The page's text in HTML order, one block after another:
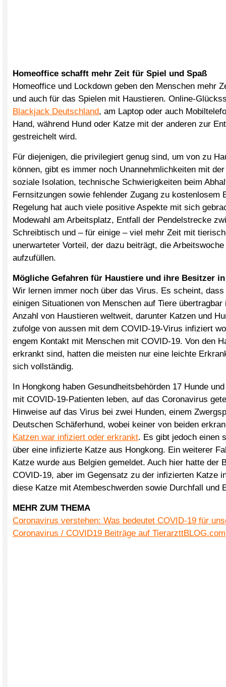
Homeoffice schafft mehr Zeit für Spiel und Spaß
Homeoffice und Lockdown geben den Menschen mehr
und auch für das Spielen mit Haustieren. Online-
Blackjack Deutschland, am Laptop oder auch
Hand, während Hund oder Katze mit der anderen zur
gestreichelt wird.
Für diejenigen, die privilegiert genug sind, um von zu
können, gibt es immer noch Unannehmlichkeiten mit
soziale Isolation, technische Schwierigkeiten beim
Fernsitzungen sowie fehlender Zugang zu kostenlosem
Regelung hat auch viele positive Aspekte mit sich
Modewahl am Arbeitsplatz, Entfall der Pendelstrecke
Schreibtisch und – für einige – viel mehr Zeit mit
unerwarteter Vorteil, der dazu beiträgt, die
aufzufüllen.
Mögliche Gefahren für Haustiere und ihre Besitzer
Wir lernen immer noch über das Virus. Es scheint,
einigen Situationen von Menschen auf Tiere
Anzahl von Haustieren weltweit, darunter Katzen und
zufolge von aussen mit dem COVID-19-Virus infiziert
engem Kontakt mit Menschen mit COVID-19. Von den
erkrankt sind, hatten die meisten nur eine leichte
sich vollständig.
In Hongkong haben Gesundheitsbehörden 17 Hunde
mit COVID-19-Patienten leben, auf das Coronavirus
Hinweise auf das Virus bei zwei Hunden, einem
Deutschen Schäferhund, wobei keiner von beiden
Katzen war infiziert oder erkrankt. Es gibt jedoch einen
über eine infizierte Katze aus Hongkong. Ein weiterer
Katze wurde aus Belgien gemeldet. Auch hier hatte der
COVID-19, aber im Gegensatz zu der infizierten Katze
diese Katze mit Atembeschwerden sowie Durchfall und
MEHR ZUM THEMA
Coronavirus verstehen: Was bedeutet COVID-19 für
Coronavirus / COVID19 Beiträge auf TierarzttBLOG.com